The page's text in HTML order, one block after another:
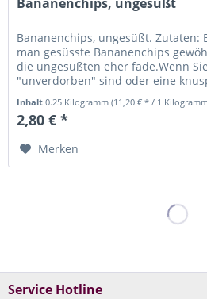
Bananenchips, ungesüßt. Zutaten:
man gesüsste Bananenchips
die ungesüßten eher fade.Wenn
"unverdorben" sind oder eine
Inhalt0.25 Kilogramm(11,20 € * / 1
2,80 € *
Merken
Service Hotline